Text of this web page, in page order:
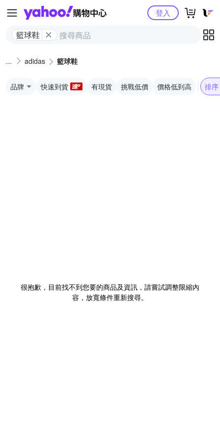
Yahoo購物中心
籃球鞋
登入
adidas 籃球鞋
品牌 快速到貨 有現貨 挑戰低價 價格低到高 排序
很抱歉，目前找不到您要的商品及資訊，請嘗試調整限縮內
容，放寬條件重新搜尋。